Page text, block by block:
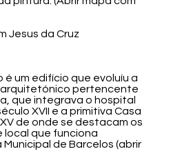
Jesus da Cruz
é um edifício que evoluíu a
pertencente
que integrava o hospital
XVII e a primitiva Casa
de onde se destacam os
local que funciona
de Barcelos (abrir